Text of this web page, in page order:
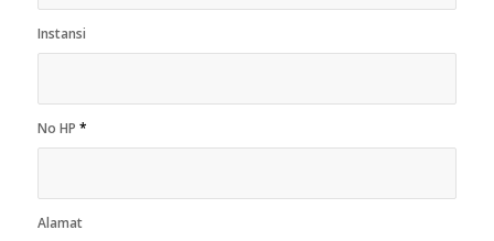
Instansi
No HP *
Alamat